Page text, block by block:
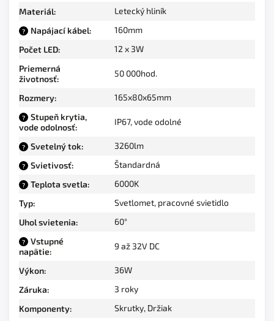
Materiál: Letecký hliník
? Napájací kábel:
160mm
Počet LED:
12 x 3W
Priemerná
životnosť:
50 000hod.
Rozmery: 165x80x65mm
?
Stupeň krytia,
vode odolnosť:
IP67, vode odolné
? Svetelný tok: 3260lm
? Svietivosť: Štandardná
? Teplota svetla:
6000K
Typ:
Svetlomet, pracovné svietidlo
Uhol svietenia: 60°
?
Vstupné
napätie:
9 až 32V DC
Výkon:
36W
Záruka:
3 roky
Komponenty:
Skrutky, Držiak